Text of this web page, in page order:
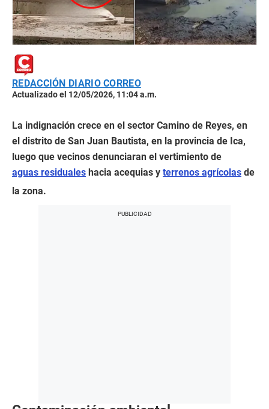
REDACCIÓN DIARIO CORREO
Actualizado el 12/05/2026, 11:04 a.m.
La indignación crece en el sector Camino de Reyes, en
el distrito de San Juan Bautista, en la provincia de Ica,
luego que vecinos denunciaran el vertimiento de
aguas residuales hacia acequias y terrenos agrícolas de
la zona.